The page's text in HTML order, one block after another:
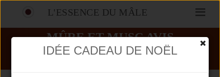
L'ESSENCE DU MÂLE
MÛRE ET MUSC AVIS
PARFUMS
L'ARTISAN PARFUMEUR
IDÉE CADEAU DE NOËL